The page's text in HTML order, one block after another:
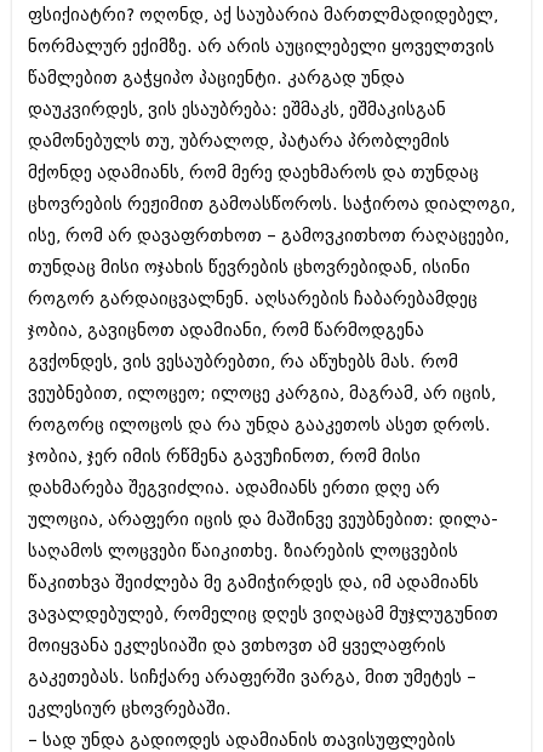
თებერვალი 0216 (1)
დეკემბერი 0215 (1)
აგვისტო 0215 (2)
აგვისტო 0212 (1)
ივნისი 0212 (2)
ნოემბერი 0201 (1)
ფსიქიატრი? ოღონდ, აქ საუბარია მართლმადიდებელ,
ნორმალურ ექიმზე. არ არის აუცილებელი ყოველთვის
წამლებით გაჭყიპო პაციენტი. კარგად უნდა
დაუკვირდეს, ვის ესაუბრება: ეშმაკს, ეშმაკისგან
დამონებულს თუ, უბრალოდ, პატარა პრობლემის
მქონდე ადამიანს, რომ მერე დაეხმაროს და თუნდაც
ცხოვრების რეჟიმით გამოასწოროს. საჭიროა დიალოგი,
ისე, რომ არ დავაფრთხოთ – გამოვკითხოთ რაღაცეები,
თუნდაც მისი ოჯახის წევრების ცხოვრებიდან, ისინი
როგორ გარდაიცვალნენ. აღსარების ჩაბარებამდეც
ჯობია, გავიცნოთ ადამიანი, რომ წარმოდგენა
გვქონდეს, ვის ვესაუბრებთი, რა აწუხებს მას. რომ
ვეუბნებით, ილოცეო; ილოცე კარგია, მაგრამ, არ იცის,
როგორც ილოცოს და რა უნდა გააკეთოს ასეთ დროს.
ჯობია, ჯერ იმის რწმენა გავუჩინოთ, რომ მისი
დახმარება შეგვიძლია. ადამიანს ერთი დღე არ
ულოცია, არაფერი იცის და მაშინვე ვეუბნებით: დილა-
საღამოს ლოცვები წაიკითხე. ზიარების ლოცვების
წაკითხვა შეიძლება მე გამიჭირდეს და, იმ ადამიანს
ვავალდებულებ, რომელიც დღეს ვიღაცამ მუჯლუგუნით
მოიყვანა ეკლესიაში და ვთხოვთ ამ ყველაფრის
გაკეთებას. სიჩქარე არაფერში ვარგა, მით უმეტეს –
ეკლესიურ ცხოვრებაში.
– სად უნდა გადიოდეს ადამიანის თავისუფლების